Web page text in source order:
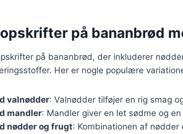
på bananbrød
på bananbrød, der inkluderer
Her er nogle populære
valnødder: Valnødder tilføjer en rig smag
mandler: Mandler giver en let sødme og
nødder og frugt: Kombinationen af